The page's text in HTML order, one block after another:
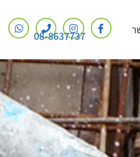
08-8637737